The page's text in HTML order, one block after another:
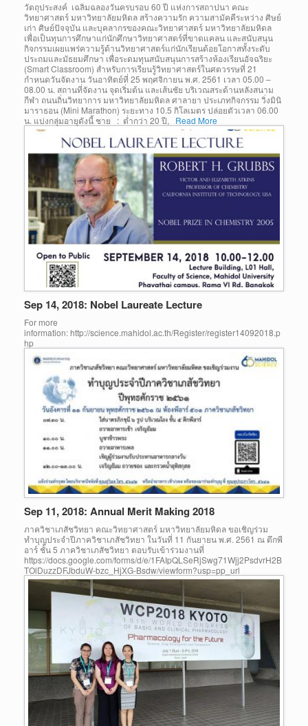
วัตถุประสงค์ เฉลิมฉลองวันครบรอบ 60 ปี แห่งการสถาปนา คณะ
วิทยาศาสตร์ มหาวิทยาลัยมหิดล สร้างความรัก ความสามัคคีระหว่าง ศิษย์
เก่า ศิษย์ปัจจุบัน และบุคลากรของคณะวิทยาศาสตร์ มหาวิทยาลัยมหิดล
เพื่อเป็นทุนการศึกษาแก่นักศึกษาวิทยาศาสตร์ที่ขาดแคลน และสนับสนุน
กิจกรรมเผยแพร่ความรู้ด้านวิทยาศาสตร์แก่นักเรียนด้อยโอกาสทั้งระดับ
ประถมและมัธยมศึกษา เพื่อระดมทุนสนับสนุนการสร้างห้องเรียนอัจฉริยะ
(Smart Classroom) สำหรับการเรียนรู้วิทยาศาสตร์ในศตวรรษที่ 21
กำหนดวันจัดงาน วันอาทิตย์ที่ 25 พฤศจิกายน พ.ศ. 2561 เวลา 05.00 –
08.00 น. สถานที่จัดงาน จุดเริ่มต้น และเส้นชัย บริเวณสระด้านหลังสนาม
กีฬา ถนนถิ่นวิทยาการ มหาวิทยาลัยมหิดล ศาลายา ประเภทกิจกรรม วิ่งมินิ
มาราธอน (Mini Marathon) ระยะทาง 10.5 กิโลเมตร ปล่อยตัวเวลา 06.00
น. แบ่งกลุ่มอายุดังนี้ ชาย : ต่ำกว่า 20 ปี, Read More
Sep 14, 2018: Nobel Laureate Lecture
For more
information: http://science.mahidol.ac.th/Register/register14092018.p
hp
Sep 11, 2018: Annual Merit Making 2018
ภาควิชาเภสัชวิทยา คณะวิทยาศาสตร์ มหาวิทยาลัยมหิดล ขอเชิญร่วม
ทำบุญประจำปีภาควิชาเภสัชวิทยา ในวันที่ 11 กันยายน พ.ศ. 2561 ณ ตึกพี
อาร์ ชั้น 5 ภาควิชาเภสัชวิทยา ตอบรับเข้าร่วมงานที่
https://docs.google.com/forms/d/e/1FAIpQLSeRjSwg71Wjj2PsdvrH2B
TOlDuzzDFJbduW-bzc_HjXG-Bsdw/viewform?usp=pp_url